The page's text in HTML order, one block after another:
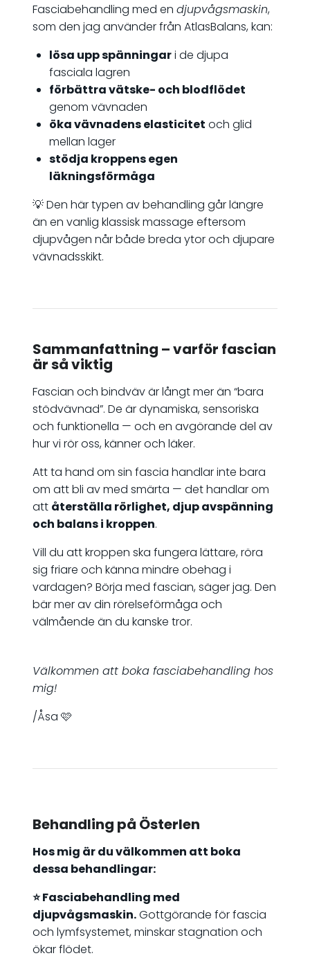
Fasciabehandling med en djupvågsmaskin,
som den jag använder från AtlasBalans, kan:
lösa upp spänningari de djupa
fasciala lagren
förbättra vätske- och blodflödet
genom vävnaden
öka vävnadens elasticitet och glid
mellan lager
stödja kroppens egen
läkningsförmåga
💡 Den här typen av behandling går längre
än en vanlig klassisk massage eftersom
djupvågen når både breda ytor och djupare
vävnadsskikt.
Sammanfattning – varför fascian
är så viktig
Fascian och bindväv är långt mer än “bara
stödvävnad”. De är dynamiska, sensoriska
och funktionella — och en avgörande del av
hur vi rör oss, känner och läker.
Att ta hand om sin fascia handlar inte bara
om att bli av med smärta — det handlar om
att återställa rörlighet, djup avspänning
och balans i kroppen.
Vill du att kroppen ska fungera lättare, röra
sig friare och känna mindre obehag i
vardagen? Börja med fascian, säger jag. Den
bär mer av din rörelseförmåga och
välmående än du kanske tror.
Välkommen att boka fasciabehandling hos
mig!
/Åsa 🩷
Behandling på Österlen
Hos mig är du välkommen att boka
dessa behandlingar:
⭐️ Fasciabehandling med
djupvågsmaskin.Gottgörande för fascia
och lymfsystemet, minskar stagnation och
ökar flödet.